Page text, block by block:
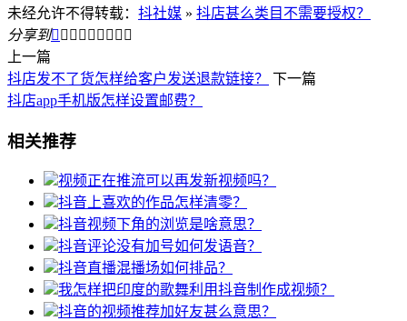
未经允许不得转载： 抖社媒 » 抖店甚么类目不需要授权？
分享到        
上一篇
抖店发不了货怎样给客户发送退款链接？
下一篇
抖店app手机版怎样设置邮费？
相关推荐
视频正在推流可以再发新视频吗？
抖音上喜欢的作品怎样清零？
抖音视频下角的浏览是啥意思？
抖音评论没有加号如何发语音？
抖音直播混播场如何排品？
我怎样把印度的歌舞利用抖音制作成视频？
抖音的视频推荐加好友甚么意思？